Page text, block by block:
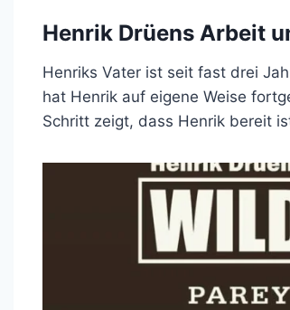
Henrik Drüens Arbeit
Henriks Vater ist seit fast drei
hat Henrik auf eigene Weise
Schritt zeigt, dass Henrik bereit